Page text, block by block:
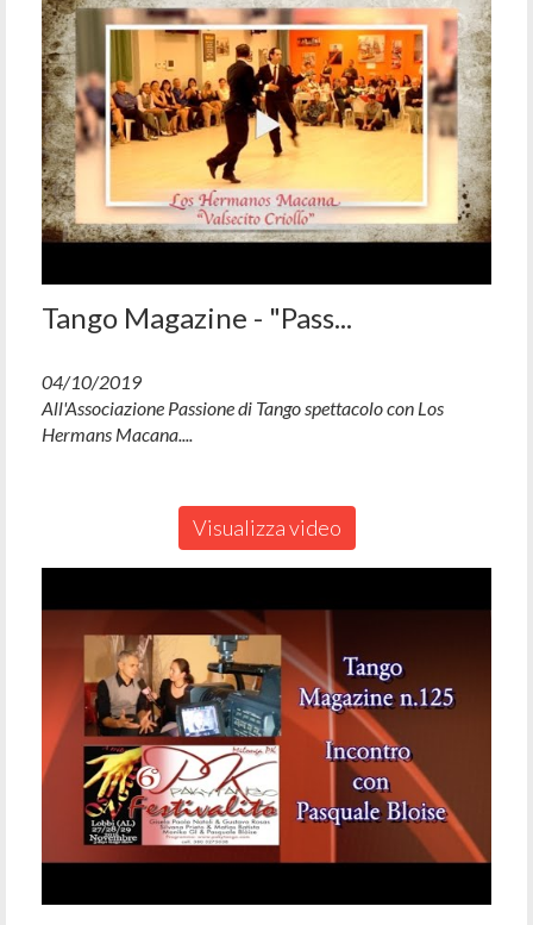
Tango Magazine - "Pass...
04/10/2019
All'Associazione Passione di Tango spettacolo con Los
Hermans Macana....
Visualizza video